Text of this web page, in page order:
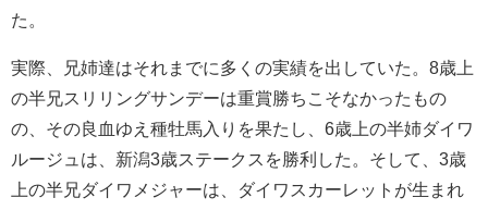
た。
実際、兄姉達はそれまでに多くの実績を出していた。8歳上
の半兄スリリングサンデーは重賞勝ちこそなかったもの
の、その良血ゆえ種牡馬入りを果たし、6歳上の半姉ダイワ
ルージュは、新潟3歳ステークスを勝利した。そして、3歳
上の半兄ダイワメジャーは、ダイワスカーレットが生まれ